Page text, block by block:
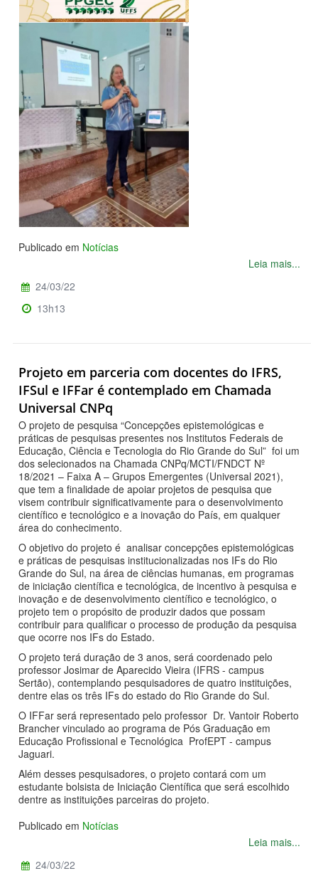
Publicado em Notícias
Leia mais...
24/03/22
13h13
Projeto em parceria com docentes do IFRS,
IFSul e IFFar é contemplado em Chamada
Universal CNPq
O projeto de pesquisa “Concepções epistemológicas e
práticas de pesquisas presentes nos Institutos Federais de
Educação, Ciência e Tecnologia do Rio Grande do Sul” foi um
dos selecionados na Chamada CNPq/MCTI/FNDCT Nº
18/2021 – Faixa A – Grupos Emergentes (Universal 2021),
que tem a finalidade de apoiar projetos de pesquisa que
visem contribuir significativamente para o desenvolvimento
científico e tecnológico e a inovação do País, em qualquer
área do conhecimento.
O objetivo do projeto é analisar concepções epistemológicas
e práticas de pesquisas institucionalizadas nos IFs do Rio
Grande do Sul, na área de ciências humanas, em programas
de iniciação científica e tecnológica, de incentivo à pesquisa e
inovação e de desenvolvimento científico e tecnológico, o
projeto tem o propósito de produzir dados que possam
contribuir para qualificar o processo de produção da pesquisa
que ocorre nos IFs do Estado.
O projeto terá duração de 3 anos, será coordenado pelo
professor Josimar de Aparecido Vieira (IFRS - campus
Sertão), contemplando pesquisadores de quatro instituições,
dentre elas os três IFs do estado do Rio Grande do Sul.
O IFFar será representado pelo professor Dr. Vantoir Roberto
Brancher vinculado ao programa de Pós Graduação em
Educação Profissional e Tecnológica ProfEPT - campus
Jaguari.
Além desses pesquisadores, o projeto contará com um
estudante bolsista de Iniciação Científica que será escolhido
dentre as instituições parceiras do projeto.
Publicado em Notícias
Leia mais...
24/03/22